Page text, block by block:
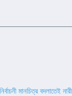
নির্বাচনী মানচিত্র বদলাতেই